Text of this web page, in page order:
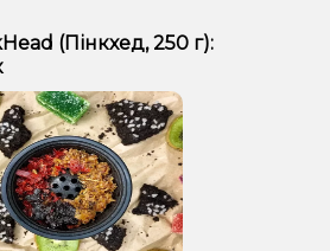
(Пінкхед, 250 г):